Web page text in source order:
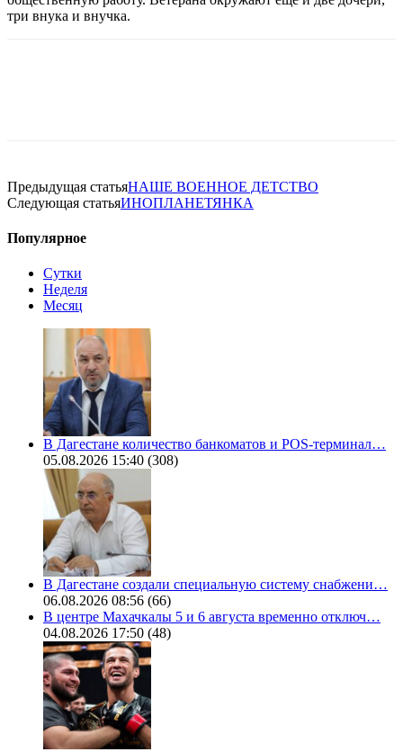
три внука и внучка.
Предыдущая статьяНАШЕ ВОЕННОЕ ДЕТСТВО
Следующая статьяИНОПЛАНЕТЯНКА
Популярное
Сутки
Неделя
Месяц
В Дагестане количество банкоматов и POS-терминал…
05.08.2026 15:40 (308)
В Дагестане создали специальную систему снабжени…
06.08.2026 08:56 (66)
В центре Махачкалы 5 и 6 августа временно отключ…
04.08.2026 17:50 (48)